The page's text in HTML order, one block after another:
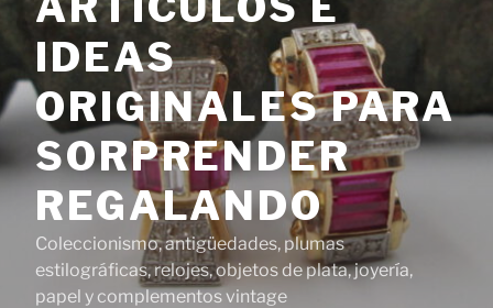
IDEAS
ORIGINALES PARA
SORPRENDER
REGALANDO
Coleccionismo, antigüedades, plumas
estilográficas, relojes, objetos de plata, joyería,
papel y complementos vintage